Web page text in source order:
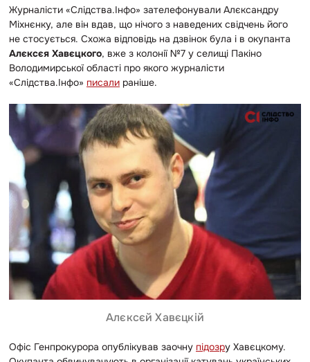
Журналісти «Слідства.Інфо» зателефонували Алєксандру
Міхнєнку, але він вдав, що нічого з наведених свідчень його
не стосується. Схожа відповідь на дзвінок була і в окупанта
Алєксєя Хавєцкого, вже з колонії №7 у селищі Пакіно
Володимирської області про якого журналісти
«Слідства.Інфо» писали раніше.
Алєксєй Хавєцкій
Офіс Генпрокурора опублікував заочну підозру Хавєцкому.